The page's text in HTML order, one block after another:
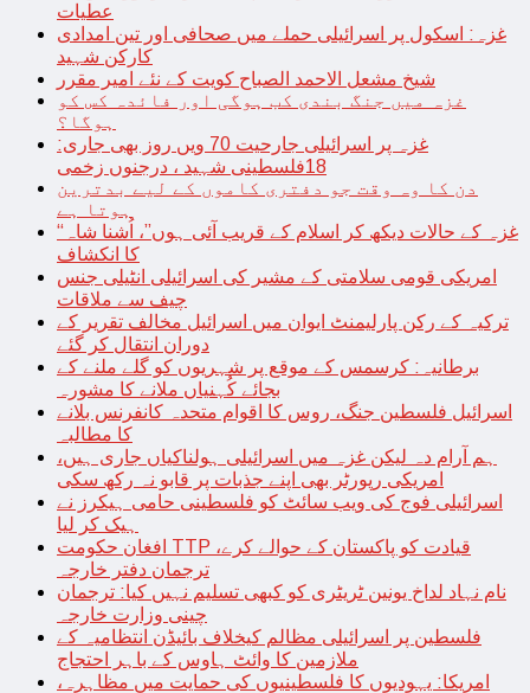
عطیات
غزہ: اسکول پر اسرائیلی حملے میں صحافی اور تین امدادی
کارکن شہید
شیخ مشعل الاحمد الصباح کویت کے نئے امیر مقرر
غزہ میں جنگ بندی کب ہوگی اور فائدہ کس کو
ہوگا؟
غزہ پر اسرائیلی جارحیت 70 ویں روز بھی جاری:
18فلسطینی شہید ، درجنوں زخمی
دن کا وہ وقت جو دفتری کاموں کے لیے بدترین
ہوتا ہے
“غزہ کے حالات دیکھ کر اسلام کے قریب آئی ہوں”، اُشنا شاہ
کا انکشاف
امریکی قومی سلامتی کے مشیر کی اسرائیلی انٹیلی جنس
چیف سے ملاقات
ترکیہ کے رکن پارلیمنٹ ایوان میں اسرائیل مخالف تقریر کے
دوران انتقال کر گئے
برطانیہ: کرسمس کے موقع پر شہریوں کو گلے ملنے کے
بجائے کُہنیاں ملانے کا مشورہ
اسرائیل فلسطین جنگ، روس کا اقوام متحدہ کانفرنس بلانے
کا مطالبہ
ہم آرام دہ لیکن غزہ میں اسرائیلی ہولناکیاں جاری ہیں،
امریکی رپورٹر بھی اپنے جذبات پر قابو نہ رکھ سکی
اسرائیلی فوج کی ویب سائٹ کو فلسطینی حامی ہیکرز نے
ہیک کر لیا
افغان حکومت TTP قیادت کو پاکستان کے حوالے کرے،
ترجمان دفتر خارجہ
نام نہاد لداخ یونین ٹریٹری کو کبھی تسلیم نہیں کیا: ترجمان
چینی وزارت خارجہ
فلسطین پر اسرائیلی مظالم کیخلاف بائیڈن انتظامیہ کے
ملازمین کا وائٹ ہاوس کے باہر احتجاج
امریکا: یہودیوں کا فلسطینیوں کی حمایت میں مظاہرہ،